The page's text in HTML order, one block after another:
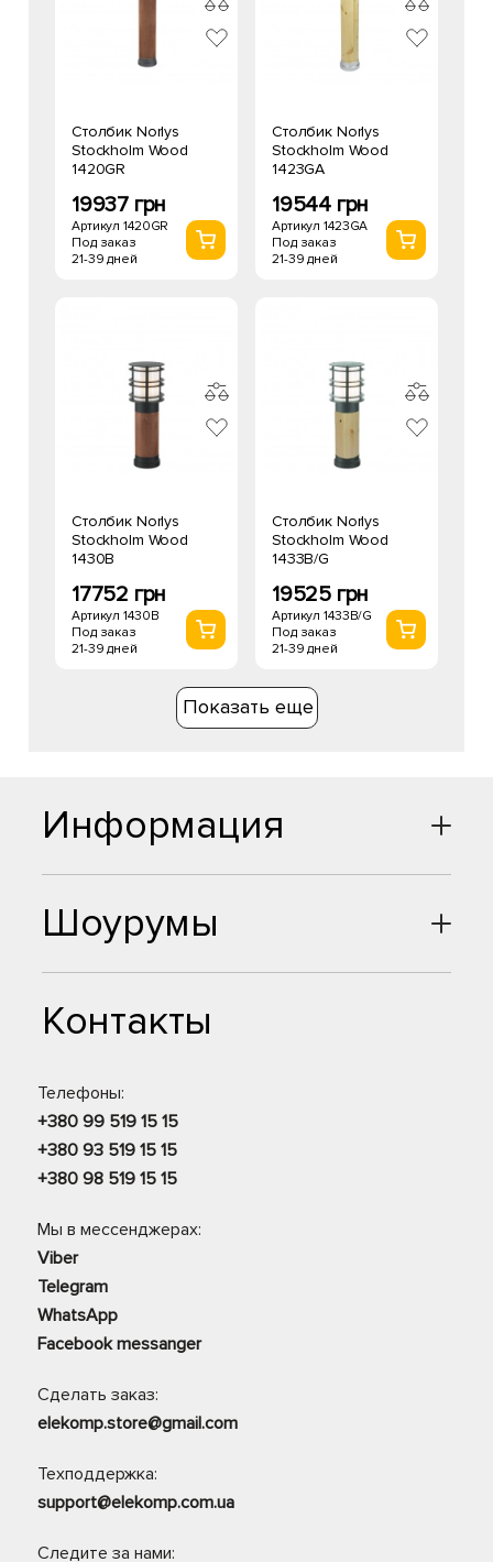
Столбик Norlys
Stockholm Wood
1420GR
19937 грн
Артикул 1420GR
Под заказ
21-39 дней
Столбик Norlys
Stockholm Wood
1423GA
19544 грн
Артикул 1423GA
Под заказ
21-39 дней
Столбик Norlys
Stockholm Wood
1430B
17752 грн
Артикул 1430B
Под заказ
21-39 дней
Столбик Norlys
Stockholm Wood
1433B/G
19525 грн
Артикул 1433B/G
Под заказ
21-39 дней
Показать еще
Шоурумы
Контакты
Телефоны:
+380 99 519 15 15
+380 93 519 15 15
+380 98 519 15 15
Мы в мессенджерах:
Viber
Telegram
WhatsApp
Facebook messanger
Сделать заказ:
elekomp.store@gmail.com
Техподдержка:
support@elekomp.com.ua
Следите за нами:
Информация